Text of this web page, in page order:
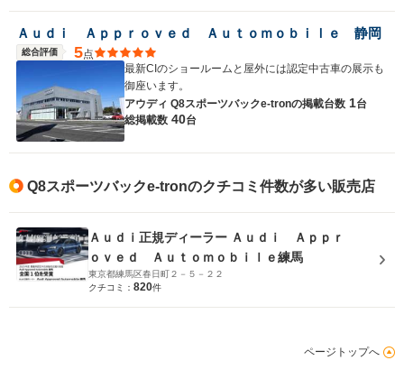
Ａｕｄｉ Ａｐｐｒｏｖｅｄ Ａｕｔｏｍｏｂｉｌｅ 静岡
総合評価 5点
最新CIのショールームと屋外には認定中古車の展示も
御座います。
アウディ Q8スポーツバックe-tronの掲載台数 1台
総掲載数 40台
Q8スポーツバックe-tronのクチコミ件数が多い販売店
Ａｕｄｉ正規ディーラー Ａｕｄｉ Ａｐｐｒ
ｏｖｅｄ Ａｕｔｏｍｏｂｉｌｅ練馬
東京都練馬区春日町２－５－２２
クチコミ： 820件
ページトップへ